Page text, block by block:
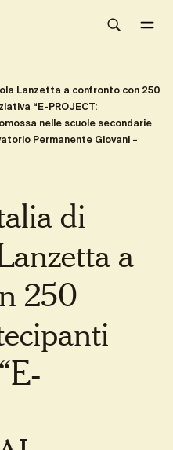
Lanzetta a confronto con 250
“E-PROJECT:
nelle scuole secondarie
Permanente Giovani –
di
a
250
Share